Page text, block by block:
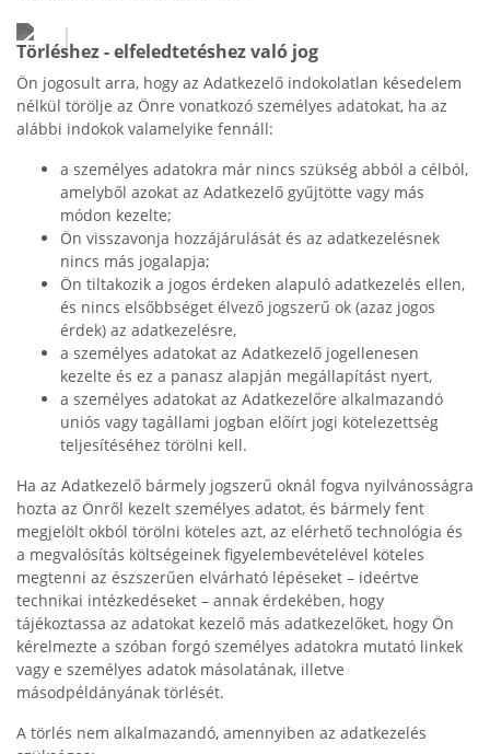
Törléshez - elfeledtetéshez való jog
Ön jogosult arra, hogy az Adatkezelő indokolatlan késedelem
nélkül törölje az Önre vonatkozó személyes adatokat, ha az
alábbi indokok valamelyike fennáll:
a személyes adatokra már nincs szükség abból a célból,
amelyből azokat az Adatkezelő gyűjtötte vagy más
módon kezelte;
Ön visszavonja hozzájárulását és az adatkezelésnek
nincs más jogalapja;
Ön tiltakozik a jogos érdeken alapuló adatkezelés ellen,
és nincs elsőbbséget élvező jogszerű ok (azaz jogos
érdek) az adatkezelésre,
a személyes adatokat az Adatkezelő jogellenesen
kezelte és ez a panasz alapján megállapítást nyert,
a személyes adatokat az Adatkezelőre alkalmazandó
uniós vagy tagállami jogban előírt jogi kötelezettség
teljesítéséhez törölni kell.
Ha az Adatkezelő bármely jogszerű oknál fogva nyilvánosságra
hozta az Önről kezelt személyes adatot, és bármely fent
megjelölt okból törölni köteles azt, az elérhető technológia és
a megvalósítás költségeinek figyelembevételével köteles
megtenni az észszerűen elvárható lépéseket – ideértve
technikai intézkedéseket – annak érdekében, hogy
tájékoztassa az adatokat kezelő más adatkezelőket, hogy Ön
kérelmezte a szóban forgó személyes adatokra mutató linkek
vagy e személyes adatok másolatának, illetve
másodpéldányának törlését.
A törlés nem alkalmazandó, amennyiben az adatkezelés